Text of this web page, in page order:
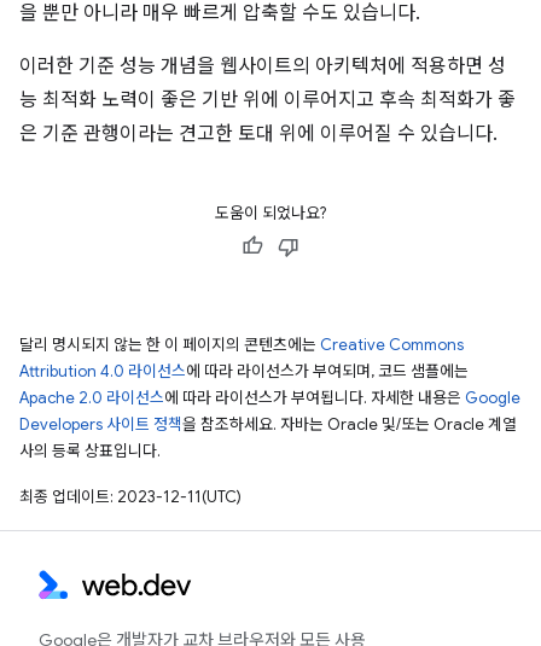
을 뿐만 아니라 매우 빠르게 압축할 수도 있습니다.
이러한 기준 성능 개념을 웹사이트의 아키텍처에 적용하면 성
능 최적화 노력이 좋은 기반 위에 이루어지고 후속 최적화가 좋
은 기준 관행이라는 견고한 토대 위에 이루어질 수 있습니다.
도움이 되었나요?
달리 명시되지 않는 한 이 페이지의 콘텐츠에는 Creative Commons
Attribution 4.0 라이선스에 따라 라이선스가 부여되며, 코드 샘플에는
Apache 2.0 라이선스에 따라 라이선스가 부여됩니다. 자세한 내용은 Google
Developers 사이트 정책을 참조하세요. 자바는 Oracle 및/또는 Oracle 계열
사의 등록 상표입니다.
최종 업데이트: 2023-12-11(UTC)
Google은 개발자가 교차 브라우저와 모든 사용